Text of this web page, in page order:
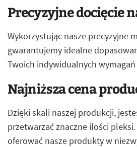
Precyzyjne docięcie
Wykorzystując nasze precyzyjne
gwarantujemy idealne
Twoich indywidualnych wymagań
Najniższa cena
Dzięki skali naszej produkcji,
przetwarzać znaczne ilości
oferować nasze produkty w